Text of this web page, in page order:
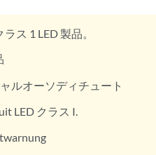
ラス 1 LED 製品。
ルオーソディチュート
LED クラス I.